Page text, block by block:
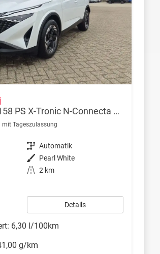
1.3 DIG-T MHEV 158 PS X-Tronic N-Connecta Teil-Leder PanoGlasdach Klimaautomatik Sitzheizung Lenkradheizung Navi ACC PDC v+h 360°Kamera DAB Bluetooth Touchscreen Apple CarPlay Android Auto 18"LM
Tageszulassung
Getriebe Automatik
Außenfarbe Pearl White
Kilometerstand 2 km
Details
6,30 l/100km
g/km